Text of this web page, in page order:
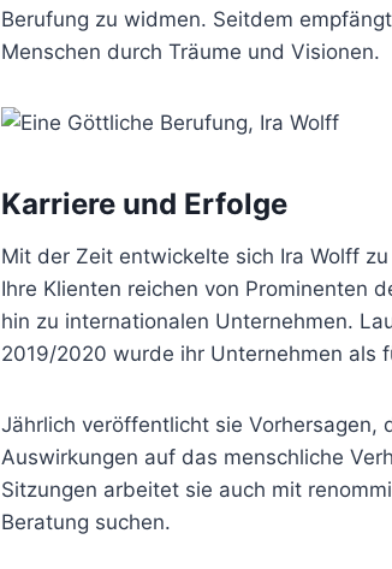
Berufung zu widmen. Seitdem
Menschen durch Träume und Visionen.
Karriere und Erfolge
Mit der Zeit entwickelte sich Ira Wolff
Ihre Klienten reichen von Prominenten
hin zu internationalen Unternehmen.
2019/2020 wurde ihr Unternehmen als
Jährlich veröffentlicht sie Vorhersagen,
Auswirkungen auf das menschliche
Sitzungen arbeitet sie auch mit
Beratung suchen.